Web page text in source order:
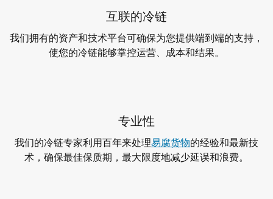
互联的冷链
我们拥有的资产和技术平台可确保为您提供端到端的支持，
使您的冷链能够掌控运营、成本和结果。
专业性
我们的冷链专家利用百年来处理易腐货物的经验和最新技
术，确保最佳保质期，最大限度地减少延误和浪费。